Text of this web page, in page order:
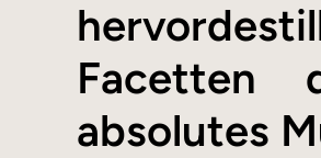
Facetten
absolutes